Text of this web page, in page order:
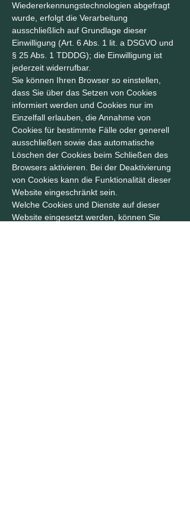
Wiedererkennungstechnologien abgefragt
wurde, erfolgt die Verarbeitung
ausschließlich auf Grundlage dieser
Einwilligung (Art. 6 Abs. 1 lit. a DSGVO und
§ 25 Abs. 1 TDDDG); die Einwilligung ist
jederzeit widerrufbar.
Sie können Ihren Browser so einstellen,
dass Sie über das Setzen von Cookies
informiert werden und Cookies nur im
Einzelfall erlauben, die Annahme von
Cookies für bestimmte Fälle oder generell
ausschließen sowie das automatische
Löschen der Cookies beim Schließen des
Browsers aktivieren. Bei der Deaktivierung
von Cookies kann die Funktionalität dieser
Website eingeschränkt sein.
Welche Cookies und Dienste auf dieser
Website eingesetzt werden, können Sie